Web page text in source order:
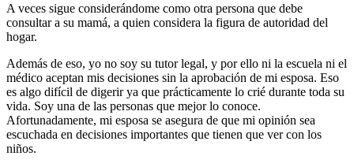
A veces sigue considerándome como otra persona que debe
consultar a su mamá, a quien considera la figura de autoridad del
hogar.
Además de eso, yo no soy su tutor legal, y por ello ni la escuela ni el
médico aceptan mis decisiones sin la aprobación de mi esposa. Eso
es algo difícil de digerir ya que prácticamente lo crié durante toda su
vida. Soy una de las personas que mejor lo conoce.
Afortunadamente, mi esposa se asegura de que mi opinión sea
escuchada en decisiones importantes que tienen que ver con los
niños.